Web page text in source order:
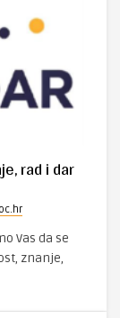
rad i dar
Vas da se
znanje,